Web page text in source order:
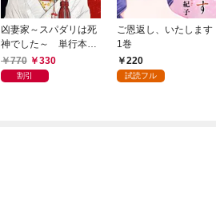
凶妻家～スパダリは死
神でした～ 単行本版
1巻770 330
割引
ご恩返し、いたします
1巻
220
試読フル